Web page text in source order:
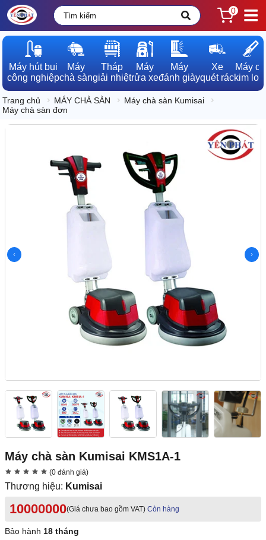
0
Máy hút bụi
công nghiệp
Máy
chà sàn
Tháp
giải nhiệt
Máy
rửa xe
Máy
đánh giày
Xe
quét rác
Máy dò
kim loại
Trang chủ MÁY CHÀ SÀN
Máy chà sàn Kumisai
Máy chà sàn đơn
Máy chà sàn Kumisai KMS1A-1
(0 đánh giá)
Thương hiệu: Kumisai
10000000(Giá chưa bao gồm VAT) Còn hàng
Bảo hành 18 tháng